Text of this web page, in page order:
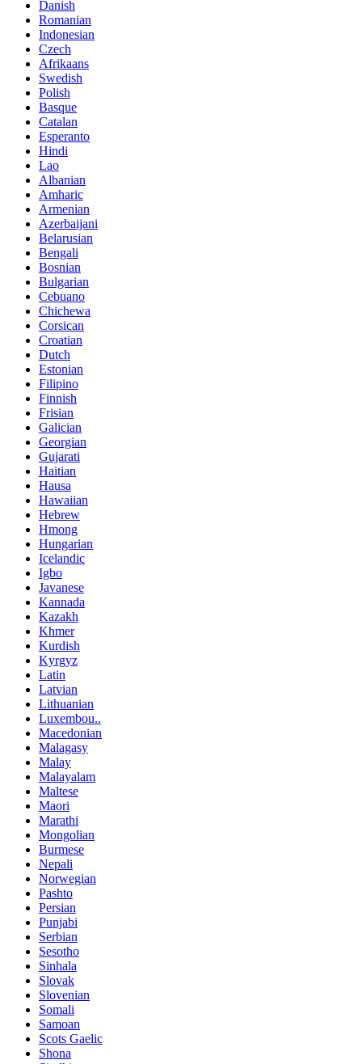
Danish
Romanian
Indonesian
Czech
Afrikaans
Swedish
Polish
Basque
Catalan
Esperanto
Hindi
Lao
Albanian
Amharic
Armenian
Azerbaijani
Belarusian
Bengali
Bosnian
Bulgarian
Cebuano
Chichewa
Corsican
Croatian
Dutch
Estonian
Filipino
Finnish
Frisian
Galician
Georgian
Gujarati
Haitian
Hausa
Hawaiian
Hebrew
Hmong
Hungarian
Icelandic
Igbo
Javanese
Kannada
Kazakh
Khmer
Kurdish
Kyrgyz
Latin
Latvian
Lithuanian
Luxembou..
Macedonian
Malagasy
Malay
Malayalam
Maltese
Maori
Marathi
Mongolian
Burmese
Nepali
Norwegian
Pashto
Persian
Punjabi
Serbian
Sesotho
Sinhala
Slovak
Slovenian
Somali
Samoan
Scots Gaelic
Shona